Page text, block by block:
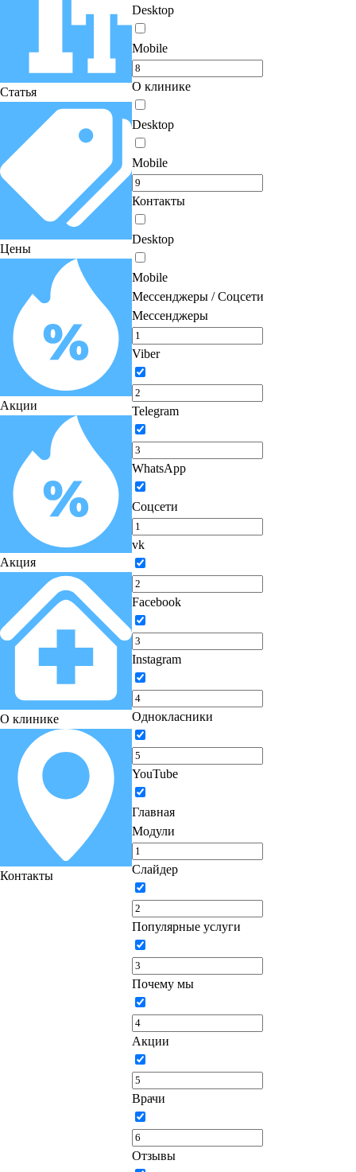
Статья
Цены
Акции
Акция
О клинике
Контакты
Desktop
Mobile
О клинике
Desktop
Mobile
Контакты
Desktop
Mobile
Мессенджеры / Соцсети
Мессенджеры
Viber
Telegram
WhatsApp
Соцсети
vk
Facebook
Instagram
Однокласники
YouTube
Главная
Модули
Слайдер
Популярные услуги
Почему мы
Акции
Врачи
Отзывы